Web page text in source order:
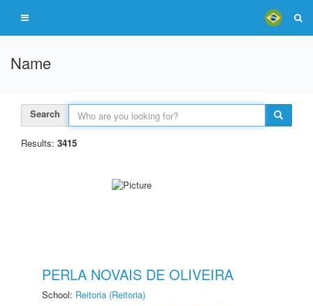
Name
Search
Results: 3415
PERLA NOVAIS DE OLIVEIRA
School: Reitoria (Reitoria)